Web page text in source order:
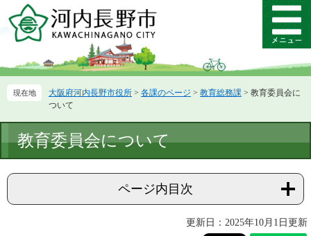
ー
先
ニ
を
て
メ
ニ
ー
大阪府河内長野市役所 > 各課のページ > 教育総務課 > 教育委員会に
ついて
文
教育委員会について
ページ内目次
更新日：2025年10月1日更新